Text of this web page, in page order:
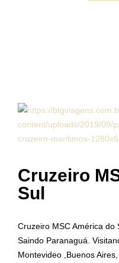
Cruzeiro
Sul
Cruzeiro MSC América do
Saindo Paranaguá.
Montevideo ,Buenos